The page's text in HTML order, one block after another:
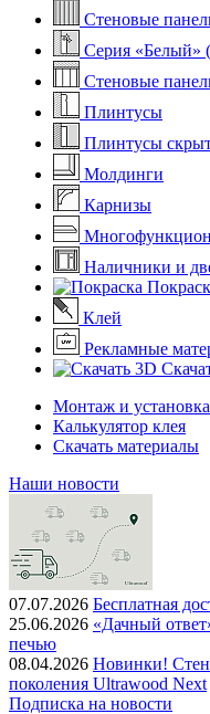
Стеновые
Серия «Белый»
Стеновые
Плинтусы
Плинтусы
Молдинги
Карнизы
Наличники и
Клей
Рекламные
Монтаж и установка
Калькулятор клея
Скачать материалы
Наши новости
07.07.2026 Бесплатная
25.06.2026 «Дачный
печью
08.04.2026 Новинки!
поколения Ultrawood Next
Подписка на новости